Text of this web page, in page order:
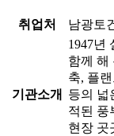
취업처 남광토
기관소개
1947년
함께 해
축, 플
등의 넓
적된 풍
현장 곳